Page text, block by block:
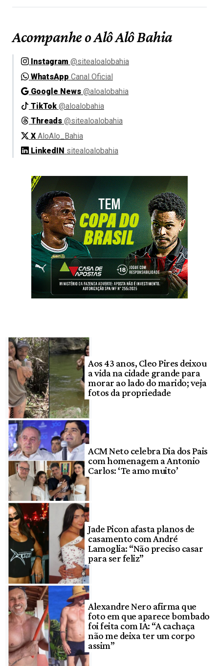
Acompanhe o Alô Alô Bahia
Instagram @sitealoalobahia
WhatsApp Canal Oficial
Google News @aloalobahia
TikTok @aloalobahia
Threads @sitealoalobahia
X AloAlo_Bahia
LinkedIN sitealoalobahia
Aos 43 anos, Cleo Pires deixou
a vida na cidade grande para
morar ao lado do marido; veja
fotos da propriedade
ACM Neto celebra Dia dos Pais
com homenagem a Antonio
Carlos: ‘Te amo muito’
Jade Picon afasta planos de
casamento com André
Lamoglia: “Não preciso casar
para ser feliz”
Alexandre Nero afirma que
foto em que aparece bombado
foi feita com IA: “A cachaça
não me deixa ter um corpo
assim”